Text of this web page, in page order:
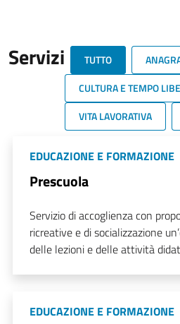
Servizi TUTTO
CULTURA E TEMPO
VITA LAVORATIVA
EDUCAZIONE E FORMAZIONE
Prescuola
Servizio di accoglienza con
ricreative e di socializzazione
delle lezioni e delle attività
EDUCAZIONE E FORMAZIONE